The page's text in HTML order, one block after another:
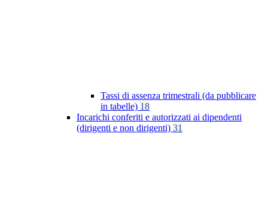
Tassi di assenza trimestrali (da pubblicare
in tabelle) 18
Incarichi conferiti e autorizzati ai dipendenti
(dirigenti e non dirigenti) 31